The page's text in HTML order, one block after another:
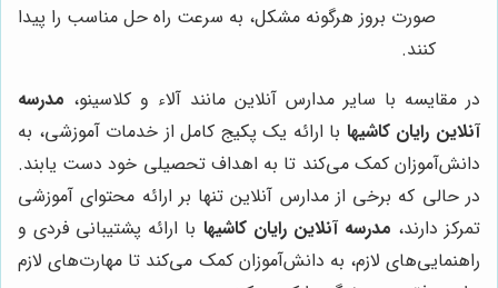
صورت بروز هرگونه مشکل، به سرعت راه حل مناسب را پیدا
کنند.
در مقایسه با سایر مدارس آنلاین مانند آلاء و کلاسینو، مدرسه
آنلاین رایان کاشیها با ارائه یک پکیج کامل از خدمات آموزشی، به
دانش‌آموزان کمک می‌کند تا به اهداف تحصیلی خود دست یابند.
در حالی که برخی از مدارس آنلاین تنها بر ارائه محتوای آموزشی
تمرکز دارند، مدرسه آنلاین رایان کاشیها با ارائه پشتیبانی فردی و
راهنمایی‌های لازم، به دانش‌آموزان کمک می‌کند تا مهارت‌های لازم